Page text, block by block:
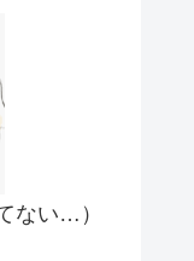
ない…）